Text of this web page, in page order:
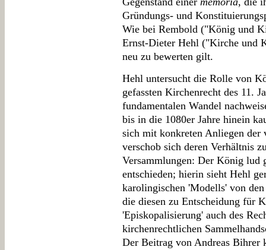
Gründungs- und
Wie bei Rembold ("König und
Ernst-Dieter Hehl ("Kirche und
neu zu bewerten gilt.
Hehl untersucht die Rolle von
gefassten Kirchenrecht des 11.
fundamentalen Wandel
bis in die 1080er Jahre hinein
sich mit konkreten Anliegen der
verschob sich deren Verhältnis
Versammlungen: Der König lud
entschieden; hierin sieht Hehl
karolingischen 'Modells' von
die diesen zu Entscheidung für
'Episkopalisierung' auch des
kirchenrechtlichen
Der Beitrag von Andreas Bihrer